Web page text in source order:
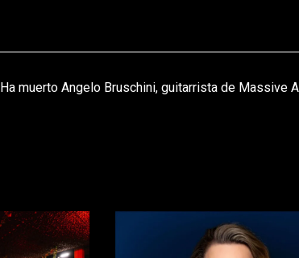
Ha muerto Angelo Bruschini, guitarrista de Massive